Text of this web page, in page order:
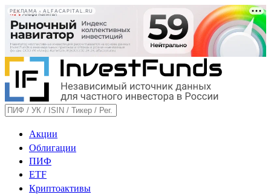
РЕКЛАМА • ALFACAPITAL.RU
Акции
Облигации
ПИФ
ETF
Криптоактивы